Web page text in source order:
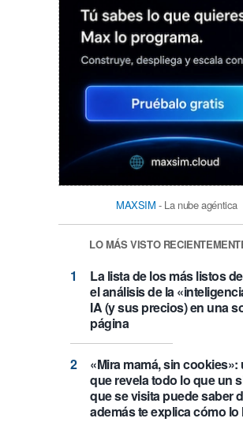
MAXSIM - La nube agéntica
LO MÁS VISTO
La lista de los más listos
el análisis de la
IA (y sus precios) en una
página
«Mira mamá, sin cookies»:
que revela todo lo que un
que se visita puede saber
además te explica cómo lo